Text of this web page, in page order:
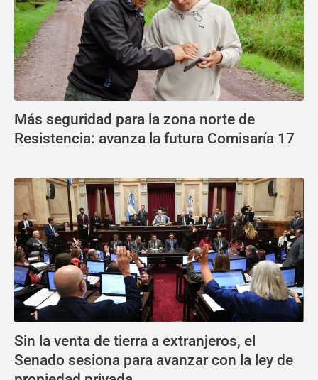
Más seguridad para la zona norte de
Resistencia: avanza la futura Comisaría 17
Sin la venta de tierra a extranjeros, el
Senado sesiona para avanzar con la ley de